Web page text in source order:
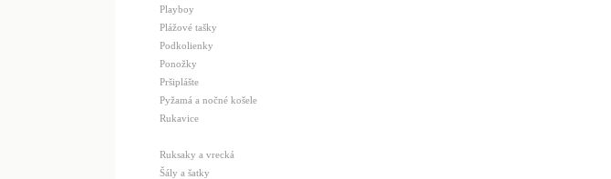
Playboy
Plážové tašky
Podkolienky
Ponožky
Pršiplášte
Pyžamá a nočné košele
Rukavice
Ruksaky a vrecká
Šály a šatky